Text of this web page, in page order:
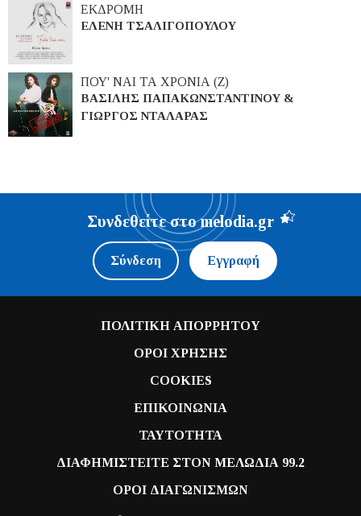
ΕΚΔΡΟΜΗ
ΕΛΕΝΗ ΤΣΑΛΙΓΟΠΟΥΛΟΥ
ΠΟΥ' ΝΑΙ ΤΑ ΧΡΟΝΙΑ (Ζ)
ΒΑΣΙΛΗΣ ΠΑΠΑΚΩΝΣΤΑΝΤΙΝΟΥ &
ΓΙΩΡΓΟΣ ΝΤΑΛΑΡΑΣ
Συνδεθείτε στο melodia.gr
Σύνδεση Εγγραφή
ΠΟΛΙΤΙΚΗ ΑΠΟΡΡΗΤΟΥ
ΟΡΟΙ ΧΡΗΣΗΣ
COOKIES
ΕΠΙΚΟΙΝΩΝΙΑ
ΤΑΥΤΟΤΗΤΑ
ΔΙΑΦΗΜΙΣΤΕΙΤΕ ΣΤΟΝ ΜΕΛΩΔΙΑ 99.2
ΟΡΟΙ ΔΙΑΓΩΝΙΣΜΩΝ